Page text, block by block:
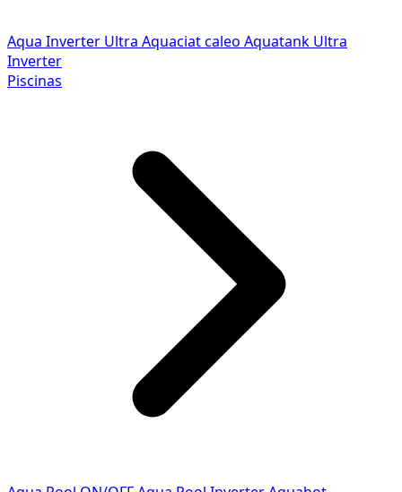
Aqua Inverter Ultra Aquaciat caleo Aquatank Ultra
Inverter
Piscinas